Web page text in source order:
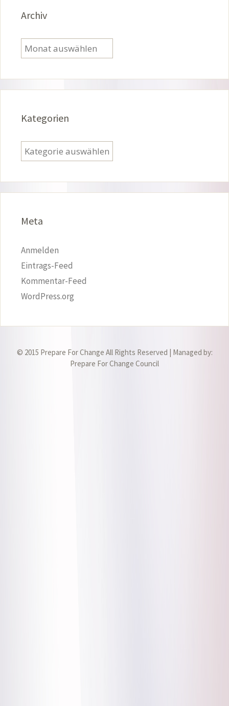
Archiv
Archiv
Kategorien
Kategorien
Meta
Anmelden
Eintrags-Feed
Kommentar-Feed
WordPress.org
© 2015 Prepare For Change All Rights Reserved | Managed by:
Prepare For Change Council